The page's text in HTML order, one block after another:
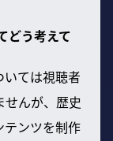
どう考えて
ては視聴者
せんが、歴史
テンツを制作